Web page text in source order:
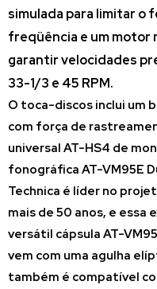
simulada para limitar o
freqüência e um motor
garantir velocidades
33-1/3 e 45 RPM.
O toca-discos inclui um
com força de
universal AT-HS4 de
fonográfica AT-VM95E
Technica é líder no
mais de 50 anos, e essa
versátil cápsula AT-
vem com uma agulha
também é compatível